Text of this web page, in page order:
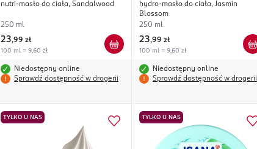
nutri-masło do ciała, Sandalwood
250 ml
23,99 zł
100 ml = 9,60 zł
Niedostępny online
Sprawdź dostępność w drogerii
hydro-masło do ciała, Jasmin
Blossom
250 ml
23,99 zł
100 ml = 9,60 zł
Niedostępny online
Sprawdź dostępność w drogerii
TYLKO U NAS TYLKO U NAS